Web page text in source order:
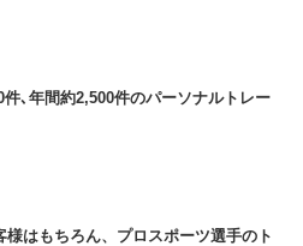
､年間約2,500件のパーソナルトレー
はもちろん、プロスポーツ選手のト